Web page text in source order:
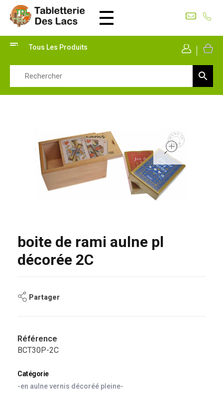
Tabletterie des Lacs
Tous Les Produits Mon
boite de rami aulne pl
décorée 2C
Partager
Référence
BCT30P-2C
Catégorie
-en aulne vernis décoréé pleine-